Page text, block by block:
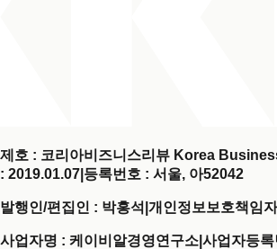
제호 : 코리아비즈니스리뷰 Korea
: 2019.01.07 등록번호 : 서울, 아52042
발행인/편집인 : 박홍석 개인정보보호책임
사업자명 : 케이비알경영연구소 사업자등